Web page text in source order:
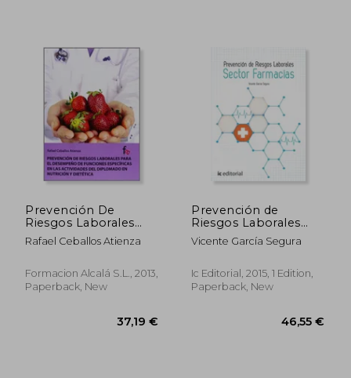
Prevención De
Riesgos Laborales
Para El Desempeño
De Funciones
Actividades Del
Diplomado En
Rafael Ceballos Atienza
Formacion Alcalá S.L., 2013,
Paperback, New
Prevención de
Riesgos Laborales
Básico. Sector
Farmacias (in
Vicente García Segura
Ic Editorial, 2015, 1 Edition,
Paperback, New